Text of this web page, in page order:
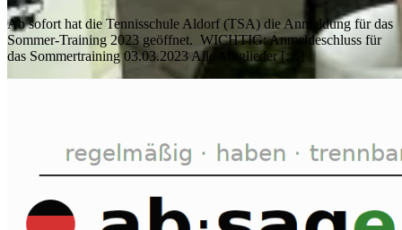
Ab sofort hat die Tennisschule Aldorf (TSA) die Anmeldung für das
Sommer-Training 2023 geöffnet. WICHTIG: Anmeldeschluss für
das Sommertraining 03.03.2023 Alle Mitglieder […]